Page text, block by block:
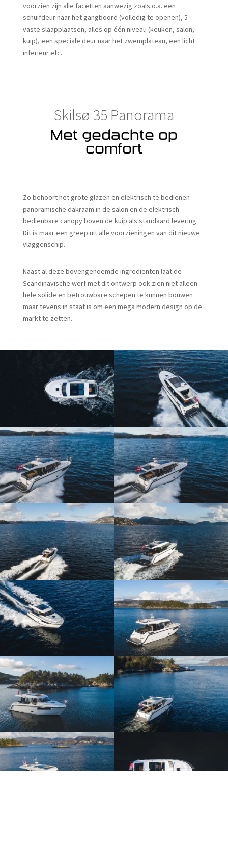
voorzien zijn alle facetten aanwezig zoals o.a. een
schuifdeur naar het gangboord (volledig te openen), 5
vaste slaapplaatsen, alles op één niveau (keuken, salon,
kuip), een speciale deur naar het zwemplateau, een licht
interieur etc.
Skilsø 35 Panorama
Met gedachte op
comfort
Zo behoort het grote glazen en elektrisch te bedienen
panoramische dakraam in de salon en de elektrisch
bedienbare canopy boven de kuip als standaard levering.
Dit is maar een greep uit alle voorzieningen van dit nieuwe
vlaggenschip.
Naast al deze bovengenoemde ingrediënten laat de
Scandinavische werf met dit ontwerp ook zien niet alleen
hele solide en betrouwbare schepen te kunnen bouwen
maar tevens in staat is om een mega modern design op de
markt te zetten.